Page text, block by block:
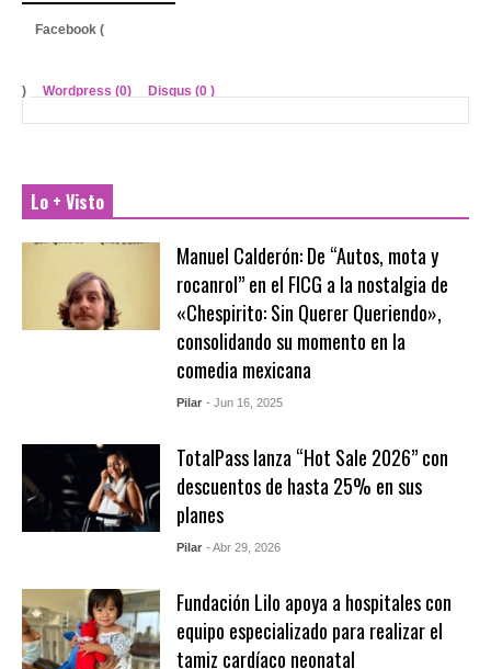
Facebook (
) Wordpress (0) Disqus (0 )
Lo + Visto
Manuel Calderón: De “Autos, mota y
rocanrol” en el FICG a la nostalgia de
«Chespirito: Sin Querer Queriendo»,
consolidando su momento en la
comedia mexicana
Pilar - Jun 16, 2025
TotalPass lanza “Hot Sale 2026” con
descuentos de hasta 25% en sus
planes
Pilar - Abr 29, 2026
Fundación Lilo apoya a hospitales con
equipo especializado para realizar el
tamiz cardíaco neonatal